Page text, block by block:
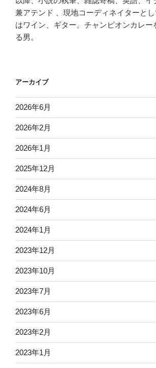
兼アテンド 、現地コーディネイターと
はワイン、ギター。チャンピオンカレー
る男。
アーカイブ
2026年6月
2026年2月
2026年1月
2025年12月
2024年8月
2024年6月
2024年1月
2023年12月
2023年10月
2023年7月
2023年6月
2023年2月
2023年1月